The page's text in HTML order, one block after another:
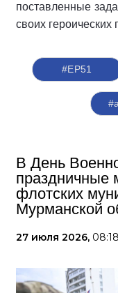
поставленные
своих
#ЕР51
В День
праздничные
флотских
Мурманской
27 июля 2026, 08:18